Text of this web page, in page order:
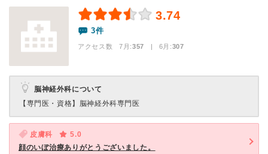
3.74
3件
アクセス数 7月:357 | 6月:307
脳神経外科について
【専門医・資格】 脳神経外科専門医
皮膚科
5.0
顔のいぼ治療ありがとうございました。